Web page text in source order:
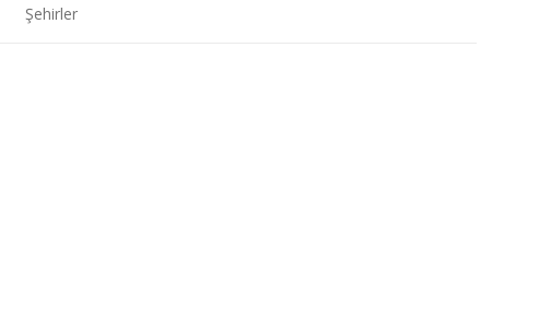
Şehirler